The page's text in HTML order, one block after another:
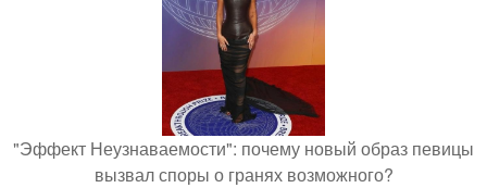
"Эффект Неузнаваемости": почему новый образ певицы
вызвал споры о гранях возможного?